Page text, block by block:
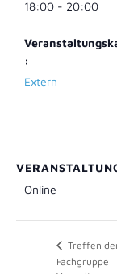
18:00 - 20:00
:
Extern
Online
Treffen
Fachgruppe